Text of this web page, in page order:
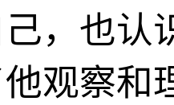
，也认
观察和